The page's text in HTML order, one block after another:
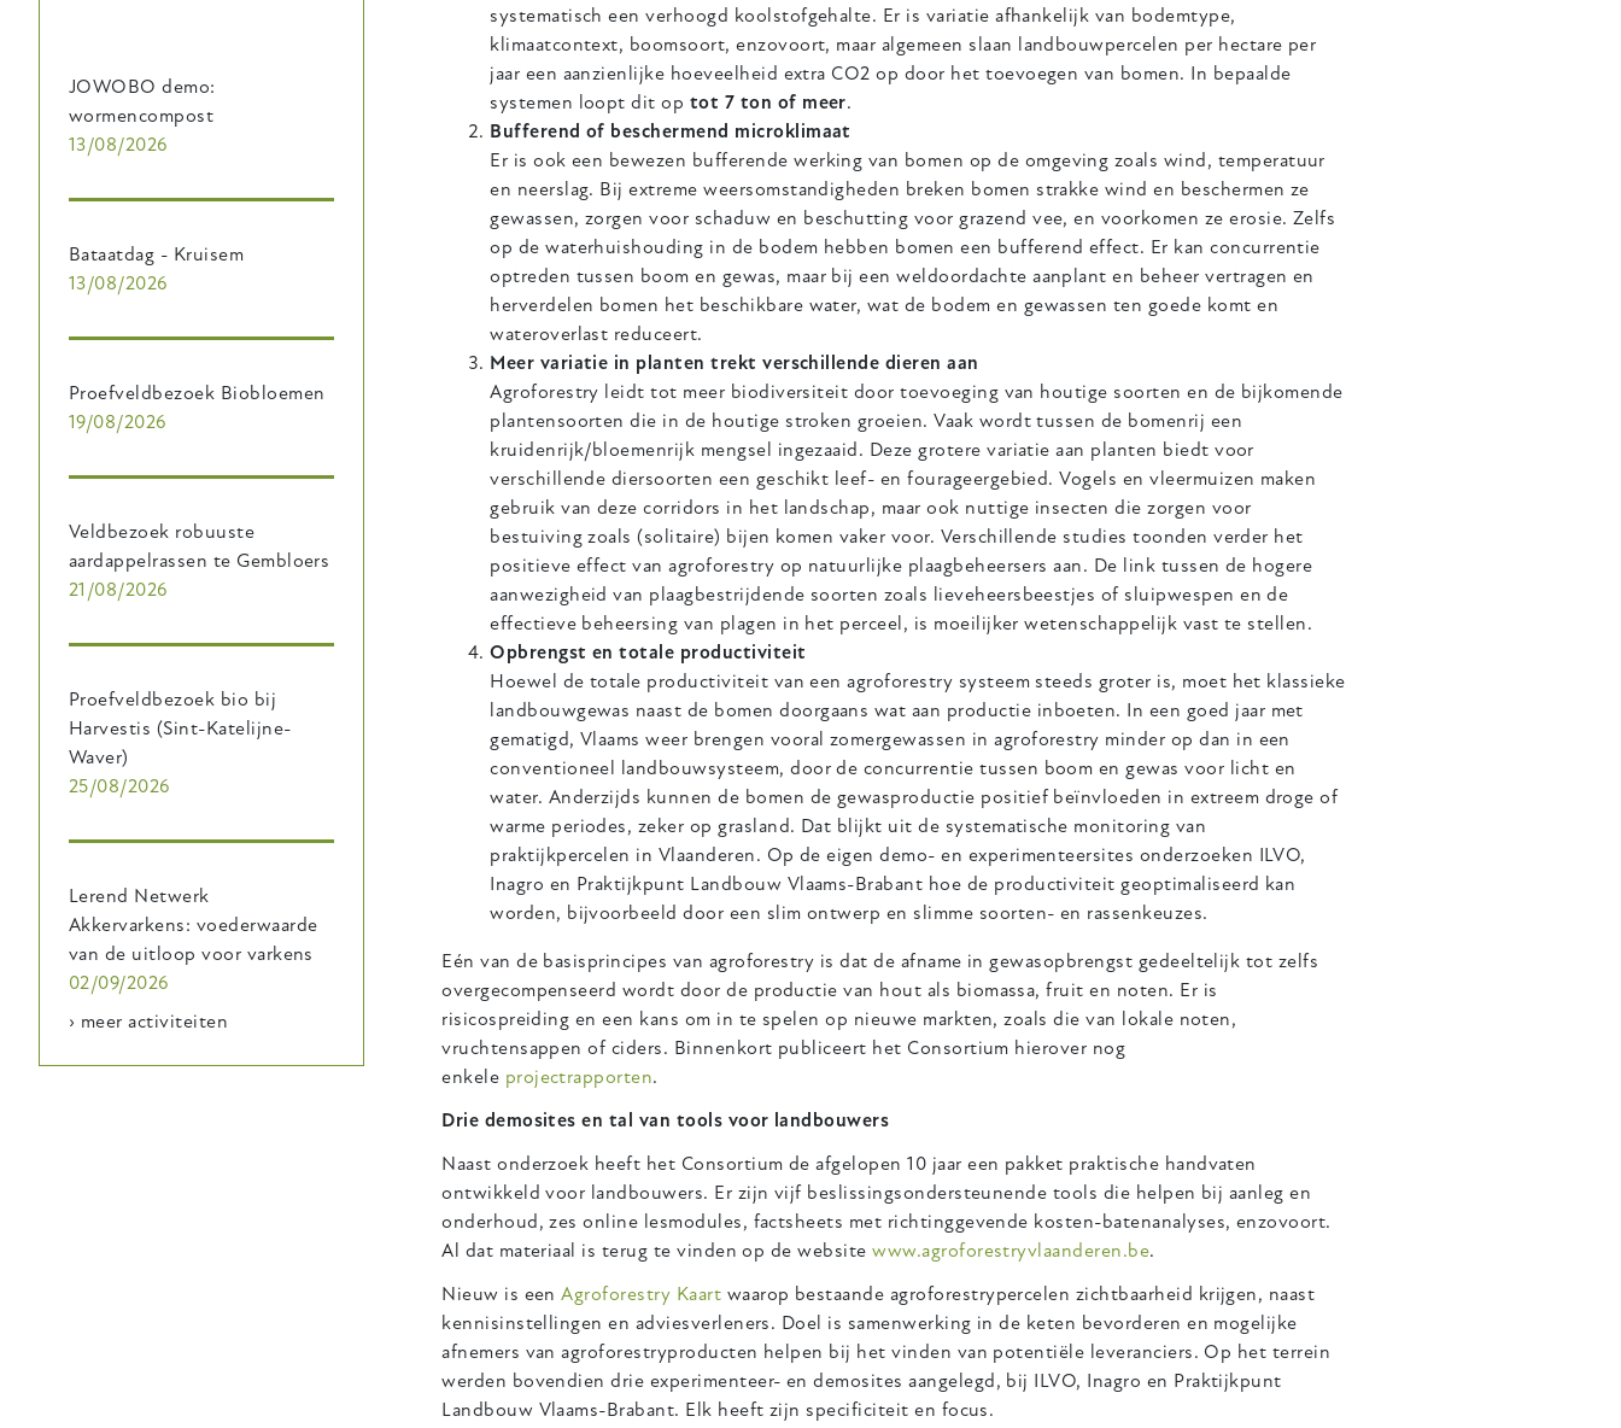
systematisch een verhoogd koolstofgehalte. Er is variatie afhankelijk van bodemtype,
klimaatcontext, boomsoort, enzovoort, maar algemeen slaan landbouwpercelen per hectare per
jaar een aanzienlijke hoeveelheid extra CO2 op door het toevoegen van bomen. In bepaalde
systemen loopt dit op tot 7 ton of meer.
Bufferend of beschermend microklimaat
Er is ook een bewezen bufferende werking van bomen op de omgeving zoals wind, temperatuur
en neerslag. Bij extreme weersomstandigheden breken bomen strakke wind en beschermen ze
gewassen, zorgen voor schaduw en beschutting voor grazend vee, en voorkomen ze erosie. Zelfs
op de waterhuishouding in de bodem hebben bomen een bufferend effect. Er kan concurrentie ​
optreden tussen boom en gewas, maar bij een weldoordachte aanplant en beheer vertragen en
herverdelen bomen het beschikbare water, wat de bodem en gewassen ten goede komt en
wateroverlast reduceert.
Meer variatie in planten trekt verschillende dieren aan
Agroforestry leidt tot meer biodiversiteit door toevoeging van houtige soorten en de bijkomende
plantensoorten die in de houtige stroken groeien. Vaak wordt tussen de bomenrij een
kruidenrijk/bloemenrijk mengsel ingezaaid. Deze grotere variatie aan planten biedt voor
verschillende diersoorten een geschikt leef- en fourageergebied. Vogels en vleermuizen maken
gebruik van deze corridors in het landschap, maar ook nuttige insecten die zorgen voor
bestuiving zoals (solitaire) bijen komen vaker voor. Verschillende studies toonden verder het
positieve effect van agroforestry op natuurlijke plaagbeheersers aan. De link tussen de hogere
aanwezigheid van plaagbestrijdende soorten zoals lieveheersbeestjes of sluipwespen en de
effectieve beheersing van plagen in het perceel, is moeilijker wetenschappelijk vast te stellen. ​
Opbrengst en totale productiviteit
Hoewel de totale productiviteit van een agroforestry systeem steeds groter is, moet het klassieke
landbouwgewas naast de bomen doorgaans wat aan productie inboeten. In een goed jaar met
gematigd, Vlaams weer brengen vooral zomergewassen in agroforestry minder op dan in een
conventioneel landbouwsysteem, door de concurrentie tussen boom en gewas voor licht en
water. Anderzijds kunnen de bomen de gewasproductie positief beïnvloeden in extreem droge of
warme periodes, zeker op grasland. Dat blijkt uit de systematische monitoring van
praktijkpercelen in Vlaanderen. Op de eigen demo- en experimenteersites onderzoeken ILVO,
Inagro en Praktijkpunt Landbouw Vlaams-Brabant hoe de productiviteit geoptimaliseerd kan
worden, bijvoorbeeld door een slim ontwerp en slimme soorten- en rassenkeuzes.
Eén van de basisprincipes van agroforestry is dat de afname in gewasopbrengst gedeeltelijk tot zelfs
overgecompenseerd wordt door de productie van hout als biomassa, fruit en noten. Er is
risicospreiding en een kans om in te spelen op nieuwe markten, zoals die van lokale noten,
vruchtensappen of ciders. Binnenkort publiceert het Consortium hierover nog
enkele projectrapporten.
Drie demosites en tal van tools voor landbouwers
Naast onderzoek heeft het Consortium de afgelopen 10 jaar een pakket praktische handvaten
ontwikkeld voor landbouwers. Er zijn vijf beslissingsondersteunende tools die helpen bij aanleg en
onderhoud, zes online lesmodules, factsheets met richtinggevende kosten-batenanalyses, enzovoort.
Al dat materiaal is terug te vinden op de websitewww.agroforestryvlaanderen.be.
Nieuw is eenAgroforestry Kaart waarop bestaande agroforestrypercelen zichtbaarheid krijgen, naast
kennisinstellingen en adviesverleners. Doel is samenwerking in de keten bevorderen en mogelijke
afnemers van agroforestryproducten helpen bij het vinden van potentiële leveranciers. Op het terrein
werden bovendien drie experimenteer- en demosites aangelegd, bij ILVO, Inagro en Praktijkpunt
Landbouw Vlaams-Brabant. Elk heeft zijn specificiteit en focus.
JOWOBO demo:
wormencompost
13/08/2026
Bataatdag - Kruisem
13/08/2026
Proefveldbezoek Biobloemen
19/08/2026
Veldbezoek robuuste
aardappelrassen te Gembloers
21/08/2026
Proefveldbezoek bio bij
Harvestis (Sint-Katelijne-
Waver)
25/08/2026
Lerend Netwerk
Akkervarkens: voederwaarde
van de uitloop voor varkens
02/09/2026
› meer activiteiten